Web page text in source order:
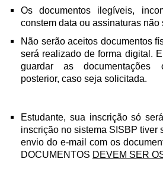
Os documentos ilegíveis,
constem data ou assinaturas não
Não serão aceitos documentos
será realizado de forma digital.
guardar as documentações
posterior, caso seja solicitada.
Estudante, sua inscrição só
inscrição no sistema SISBP tiver
envio do e-mail com os
DOCUMENTOS DEVEM SER